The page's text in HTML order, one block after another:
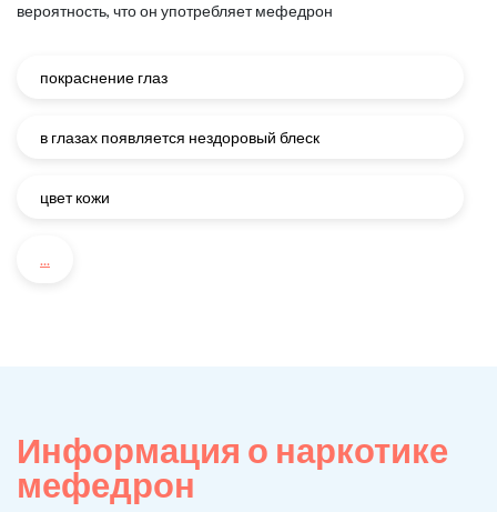
вероятность, что он употребляет мефедрон
покраснение глаз
в глазах появляется нездоровый блеск
цвет кожи
...
Информация о наркотике
мефедрон